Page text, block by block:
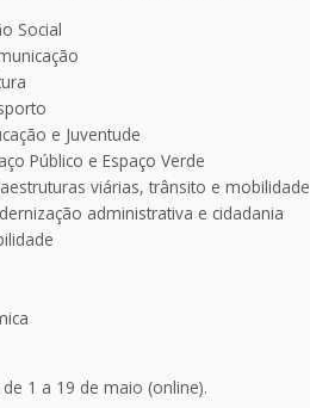
Social
e Juventude
Público e Espaço Verde
viárias, trânsito e mobilidade
administrativa e cidadania
1 a 19 de maio (online).